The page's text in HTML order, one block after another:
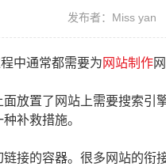
发布者：Miss yan
中通常都需要为 网站制作
置了网站上需要搜索引
补救措施。
的容器。很多网站的衔